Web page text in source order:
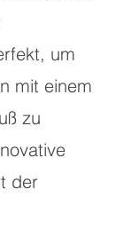
um
mit einem
zu
der